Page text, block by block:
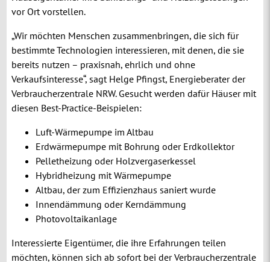
vor Ort vorstellen.
„Wir möchten Menschen zusammenbringen, die sich für
bestimmte Technologien interessieren, mit denen, die sie
bereits nutzen – praxisnah, ehrlich und ohne
Verkaufsinteresse“, sagt Helge Pfingst, Energieberater der
Verbraucherzentrale NRW. Gesucht werden dafür Häuser mit
diesen Best-Practice-Beispielen:
Luft-Wärmepumpe im Altbau
Erdwärmepumpe mit Bohrung oder Erdkollektor
Pelletheizung oder Holzvergaserkessel
Hybridheizung mit Wärmepumpe
Altbau, der zum Effizienzhaus saniert wurde
Innendämmung oder Kerndämmung
Photovoltaikanlage
Interessierte Eigentümer, die ihre Erfahrungen teilen
möchten, können sich ab sofort bei der Verbraucherzentrale